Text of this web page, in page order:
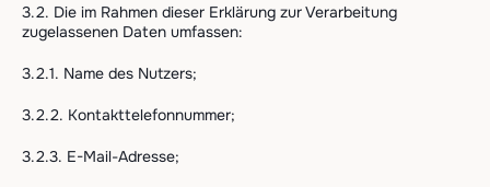
3.2. Die im Rahmen dieser Erklärung zur Verarbeitung
zugelassenen Daten umfassen:
3.2.1. Name des Nutzers;
3.2.2. Kontakttelefonnummer;
3.2.3. E-Mail-Adresse;